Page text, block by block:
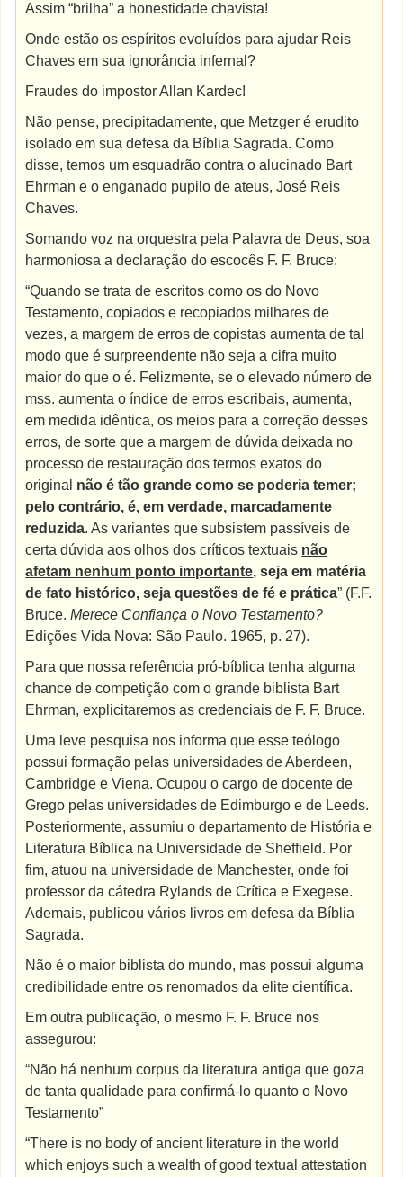
Assim “brilha” a honestidade chavista!
Onde estão os espíritos evoluídos para ajudar Reis
Chaves em sua ignorância infernal?
Fraudes do impostor Allan Kardec!
Não pense, precipitadamente, que Metzger é erudito
isolado em sua defesa da Bíblia Sagrada. Como
disse, temos um esquadrão contra o alucinado Bart
Ehrman e o enganado pupilo de ateus, José Reis
Chaves.
Somando voz na orquestra pela Palavra de Deus, soa
harmoniosa a declaração do escocês F. F. Bruce:
“Quando se trata de escritos como os do Novo
Testamento, copiados e recopiados milhares de
vezes, a margem de erros de copistas aumenta de tal
modo que é surpreendente não seja a cifra muito
maior do que o é. Felizmente, se o elevado número de
mss. aumenta o índice de erros escribais, aumenta,
em medida idêntica, os meios para a correção desses
erros, de sorte que a margem de dúvida deixada no
processo de restauração dos termos exatos do
original não é tão grande como se poderia temer;
pelo contrário, é, em verdade, marcadamente
reduzida. As variantes que subsistem passíveis de
certa dúvida aos olhos dos críticos textuais não
afetam nenhum ponto importante, seja em matéria
de fato histórico, seja questões de fé e prática” (F.F.
Bruce.Merece Confiança o Novo Testamento?
Edições Vida Nova: São Paulo. 1965, p. 27).
Para que nossa referência pró-bíblica tenha alguma
chance de competição com o grande biblista Bart
Ehrman, explicitaremos as credenciais de F. F. Bruce.
Uma leve pesquisa nos informa que esse teólogo
possui formação pelas universidades de Aberdeen,
Cambridge e Viena. Ocupou o cargo de docente de
Grego pelas universidades de Edimburgo e de Leeds.
Posteriormente, assumiu o departamento de História e
Literatura Bíblica na Universidade de Sheffield. Por
fim, atuou na universidade de Manchester, onde foi
professor da cátedra Rylands de Crítica e Exegese.
Ademais, publicou vários livros em defesa da Bíblia
Sagrada.
Não é o maior biblista do mundo, mas possui alguma
credibilidade entre os renomados da elite científica.
Em outra publicação, o mesmo F. F. Bruce nos
assegurou:
“Não há nenhum corpus da literatura antiga que goza
de tanta qualidade para confirmá-lo quanto o Novo
Testamento”
“There is no body of ancient literature in the world
which enjoys such a wealth of good textual attestation